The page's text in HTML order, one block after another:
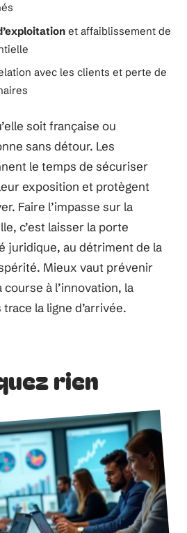
et affaiblissement de
avec les clients et perte de
soit française ou
sans détour. Les
le temps de sécuriser
exposition et protègent
Faire l’impasse sur la
c’est laisser la porte
juridique, au détriment de la
Mieux vaut prévenir
à l’innovation, la
la ligne d’arrivée.
rien